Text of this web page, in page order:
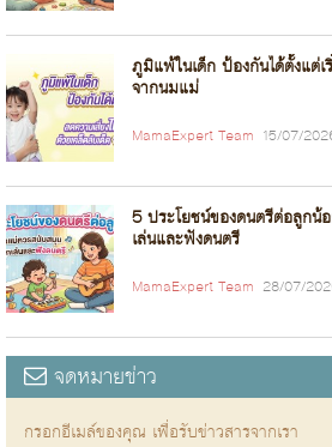
ภูมิแพ้ในเด็ก ป้องกันได้ตั้งแต่
จากนมแม่
MamaExpert Team 15/07/
5 ประโยชน์ของดนตรีต่อลูก
เล่นและฟังดนตรี
MamaExpert Team 28/07/
จดหมายข่าว
กรอกอีเมล์ของคุณ เพื่อรับข่าวสารจากเรา